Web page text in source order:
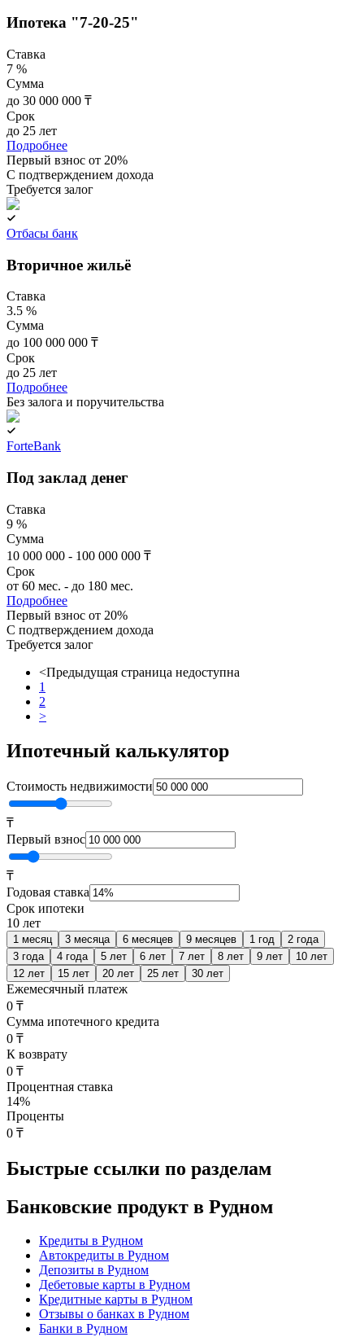
Ипотека "7-20-25"
Ставка
7 %
Сумма
до 30 000 000 ₸
Срок
до 25 лет
Подробнее
Первый взнос от 20%
C подтверждением дохода
Требуется залог
Отбасы банк
Вторичное жильё
Ставка
3.5 %
Сумма
до 100 000 000 ₸
Срок
до 25 лет
Подробнее
Без залога и поручительства
ForteBank
Под заклад денег
Ставка
9 %
Сумма
10 000 000 - 100 000 000 ₸
Срок
от 60 мес. - до 180 мес.
Подробнее
Первый взнос от 20%
C подтверждением дохода
Требуется залог
<Предыдущая страница недоступна
1
2
>
Ипотечный калькулятор
Стоимость недвижимости
₸
Первый взнос
₸
Годовая ставка
Срок ипотеки
10 лет
1 месяц 3 месяца 6 месяцев 9 месяцев 1 год
2 года
3 года
4 года 5 лет 6 лет 7 лет 8 лет 9 лет
10 лет
12 лет
15 лет 20 лет 25 лет 30 лет
Ежемесячный платеж
0 ₸
Сумма ипотечного кредита
0 ₸
К возврату
0 ₸
Процентная ставка
14%
Проценты
0 ₸
Быстрые ссылки по разделам
Банковские продукт в Рудном
Кредиты в Рудном
Автокредиты в Рудном
Депозиты в Рудном
Дебетовые карты в Рудном
Кредитные карты в Рудном
Отзывы о банках в Рудном
Банки в Рудном